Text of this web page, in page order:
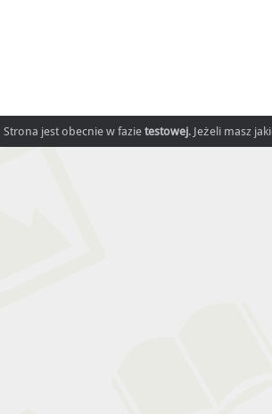
Strona jest obecnie w fazie testowej. Jeżeli masz